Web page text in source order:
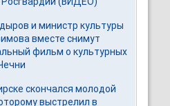
и министр культуры
вместе снимут
фильм о культурных
скончался молодой
выстрелил в